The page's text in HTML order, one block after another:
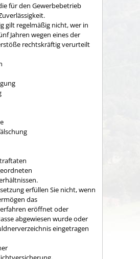
für den Gewerbebetrieb
gilt regelmäßig nicht, wer in
Jahren wegen eines der
rechtskräftig verurteilt
erfüllen Sie nicht, wenn
das
eröffnet oder
abgewiesen wurde oder
eingetragen